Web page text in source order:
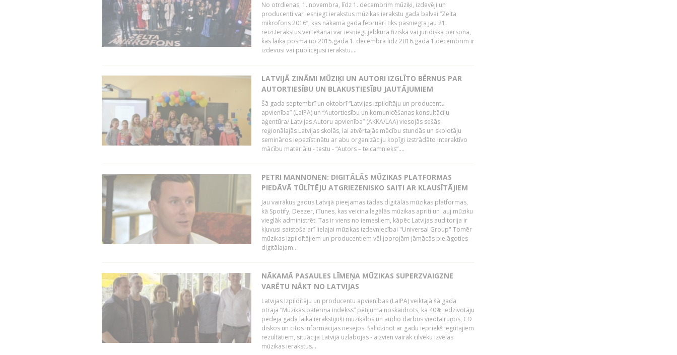
No otrdienas, 1. novembra, līdz 1. decembrim mūziķi, izdevēji un
producenti var iesniegt ierakstus mūzikas ierakstu gada balvai “Zelta
mikrofons 2016”, kas nākamā gada februārī tiks pasniegta jau 21.
reizi.Ierakstus vērtēšanai var iesniegt jebkura fiziska vai juridiska persona,
kas laika posmā no 2015.gada 1. decembra līdz 2016.gada 1.decembrim ir
izdevusi vai publicējusi ierakstu....
LATVIJĀ ZINĀMI MŪZIĶI UN AUTORI IZGLĪTO BĒRNUS PAR
AUTORTIESĪBU UN BLAKUSTIESĪBU JAUTĀJUMIEM
Šā gada septembrī un oktobrī “Latvijas Izpildītāju un producentu
apvienība” (LaIPA) un “Autortiesību un komunicēšanas konsultāciju
aģentūra/ Latvijas Autoru apvienība” (AKKA/LAA) viesojās sešās
reģionālajās Latvijas skolās, lai atvērtajās mācību stundās un skolotāju
semināros iepazīstinātu ar abu organizāciju kopīgi izstrādāto interaktīvo
mācību materiālu - testu - “Autors – teicamnieks”....
PETRI MANNONEN: DIGITĀLĀS MŪZIKAS PLATFORMAS
PIEDĀVĀ TŪLĪTĒJU ATGRIEZENISKO SAITI AR KLAUSĪTĀJIEM
Jau vairākus gadus Latvijā pieejamas tādas digitālās mūzikas platformas,
kā Spotify, Deezer, iTunes, kas veicina legālās mūzikas apriti un ļauj mūziku
vieglāk administrēt. Tas ir viens no iemesliem, kāpēc Latvijas auditorija ir
kļuvusi saistoša arī lielajai mūzikas izdevniecībai "Universal Group".Tomēr
mūzikas izpildītājiem un producentiem vēl joprojām jāmācās pielāgoties
digitālajam...
NĀKAMĀ PASAULES LĪMEŅA MŪZIKAS SUPERZVAIGZNE
VARĒTU NĀKT NO LATVIJAS
Latvijas Izpildītāju un producentu apvienības (LaIPA) veiktajā šā gada
otrajā “Mūzikas patēriņa indekss” pētījumā noskaidrots, ka 40% iedzīvotāju
pēdējā gada laikā ierakstījuši muzikālos un audio darbus viedtālruņos, CD
diskos un citos informācijas nesējos. Salīdzinot ar gadu iepriekš iegūtajiem
rezultātiem, situācija Latvijā uzlabojas - aizvien vairāk cilvēku izvēlas
mūzikas ierakstus...